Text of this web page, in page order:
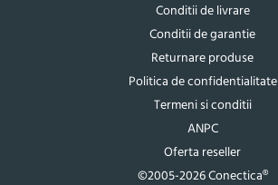
Conditii de livrare
Conditii de garantie
Returnare produse
Politica de confidentialitate
Termeni si conditii
ANPC
Oferta reseller
©2005-2026 Conectica®